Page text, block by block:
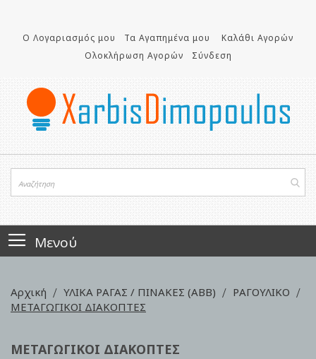
περιεχόμενο
Ο Λογαριασμός μου Τα Αγαπημένα μου
Καλάθι Αγορών
Ολοκλήρωση Αγορών
Σύνδεση
Μενού
Αρχική ΥΛΙΚΑ ΡΑΓΑΣ / ΠΙΝΑΚΕΣ (ΑΒΒ)
ΡΑΓΟΥΛΙΚΟ
ΜΕΤΑΓΩΓΙΚΟΙ ΔΙΑΚΟΠΤΕΣ
ΜΕΤΑΓΩΓΙΚΟΙ ΔΙΑΚΟΠΤΕΣ